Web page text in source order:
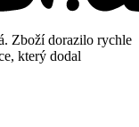
Zboží dorazilo rychle
který dodal